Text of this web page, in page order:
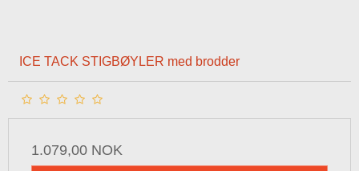
ICE TACK STIGBØYLER med brodder
1.079,00 NOK